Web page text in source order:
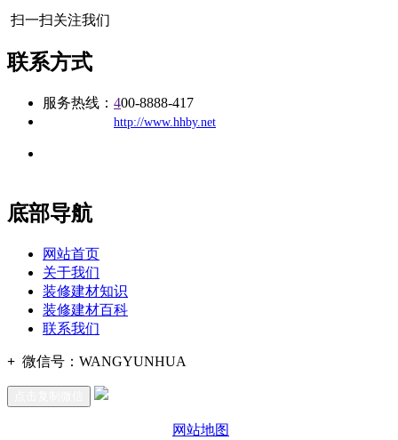
扫一扫关注我们
联系方式
服务热线： 400-8888-417
http://www.hhby.net
底部导航
网站首页
关于我们
装修建材知识
装修建材百科
联系我们
+ 微信号： WANGYUNHUA
网站地图